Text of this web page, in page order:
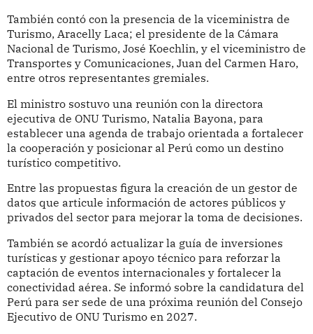
También contó con la presencia de la viceministra de
Turismo, Aracelly Laca; el presidente de la Cámara
Nacional de Turismo, José Koechlin, y el viceministro de
Transportes y Comunicaciones, Juan del Carmen Haro,
entre otros representantes gremiales.
El ministro sostuvo una reunión con la directora
ejecutiva de ONU Turismo, Natalia Bayona, para
establecer una agenda de trabajo orientada a fortalecer
la cooperación y posicionar al Perú como un destino
turístico competitivo.
Entre las propuestas figura la creación de un gestor de
datos que articule información de actores públicos y
privados del sector para mejorar la toma de decisiones.
También se acordó actualizar la guía de inversiones
turísticas y gestionar apoyo técnico para reforzar la
captación de eventos internacionales y fortalecer la
conectividad aérea. Se informó sobre la candidatura del
Perú para ser sede de una próxima reunión del Consejo
Ejecutivo de ONU Turismo en 2027.